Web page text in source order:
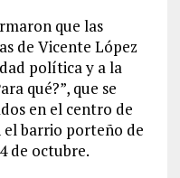
que las
de Vicente López
política y a la
qué?”, que se
en el centro de
el barrio porteño de
de octubre.